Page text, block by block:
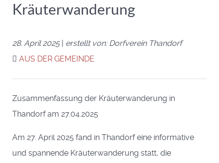
Kräuterwanderung
28. April 2025 | erstellt von: Dorfverein Thandorf
AUS DER GEMEINDE
Zusammenfassung der Kräuterwanderung in
Thandorf am 27.04.2025
Am 27. April 2025 fand in Thandorf eine informative
und spannende Kräuterwanderung statt, die